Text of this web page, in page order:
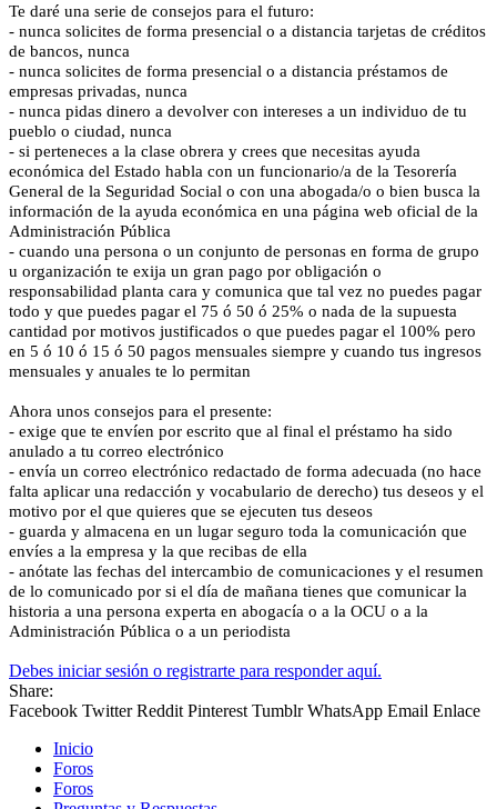
Te daré una serie de consejos para el futuro:
- nunca solicites de forma presencial o a distancia tarjetas de créditos
de bancos, nunca
- nunca solicites de forma presencial o a distancia préstamos de
empresas privadas, nunca
- nunca pidas dinero a devolver con intereses a un individuo de tu
pueblo o ciudad, nunca
- si perteneces a la clase obrera y crees que necesitas ayuda
económica del Estado habla con un funcionario/a de la Tesorería
General de la Seguridad Social o con una abogada/o o bien busca la
información de la ayuda económica en una página web oficial de la
Administración Pública
- cuando una persona o un conjunto de personas en forma de grupo
u organización te exija un gran pago por obligación o
responsabilidad planta cara y comunica que tal vez no puedes pagar
todo y que puedes pagar el 75 ó 50 ó 25% o nada de la supuesta
cantidad por motivos justificados o que puedes pagar el 100% pero
en 5 ó 10 ó 15 ó 50 pagos mensuales siempre y cuando tus ingresos
mensuales y anuales te lo permitan
Ahora unos consejos para el presente:
- exige que te envíen por escrito que al final el préstamo ha sido
anulado a tu correo electrónico
- envía un correo electrónico redactado de forma adecuada (no hace
falta aplicar una redacción y vocabulario de derecho) tus deseos y el
motivo por el que quieres que se ejecuten tus deseos
- guarda y almacena en un lugar seguro toda la comunicación que
envíes a la empresa y la que recibas de ella
- anótate las fechas del intercambio de comunicaciones y el resumen
de lo comunicado por si el día de mañana tienes que comunicar la
historia a una persona experta en abogacía o a la OCU o a la
Administración Pública o a un periodista
Debes iniciar sesión o registrarte para responder aquí.
Share:
Facebook Twitter Reddit Pinterest Tumblr WhatsApp Email Enlace
Inicio
Foros
Foros